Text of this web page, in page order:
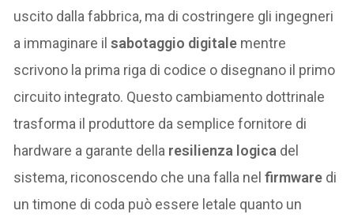
uscito dalla fabbrica, ma di costringere gli ingegneri
a immaginare ilsabotaggio digitale mentre
scrivono la prima riga di codice o disegnano il primo
circuito integrato. Questo cambiamento dottrinale
trasforma il produttore da semplice fornitore di
hardware a garante della resilienza logica del
sistema, riconoscendo che una falla nelfirmware di
un timone di coda può essere letale quanto un